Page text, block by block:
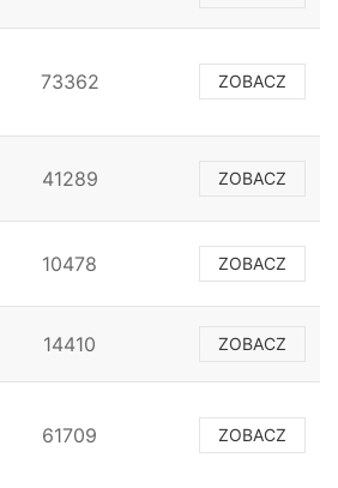
73362 ZOBACZ
41289 ZOBACZ
10478 ZOBACZ
14410 ZOBACZ
61709 ZOBACZ